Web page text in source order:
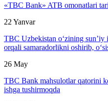
«TBC Bank» ATB omonatlari
22 Yanvar
TBC Uzbekistan o‘zining sun’iy
orqali samaradorlikni oshirib,
26 May
TBC Bank mahsulotlar qatorini
ishga tushirmoqda